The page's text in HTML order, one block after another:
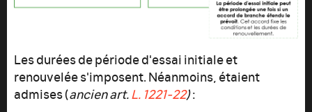
Les durées de période d'essai initiale et
renouvelée s'imposent. Néanmoins, étaient
admises (ancien art.L. 1221-22):